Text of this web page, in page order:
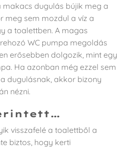
makacs dugulás bújik meg a
meg sem mozdul a víz a
a toalettben. A magas
WC pumpa megoldás
erősebben dolgozik, mint egy
Ha azonban még ezzel sem
dugulásnak, akkor bizony
nézni.
érintett…
visszafelé a toalettből a
biztos, hogy kerti